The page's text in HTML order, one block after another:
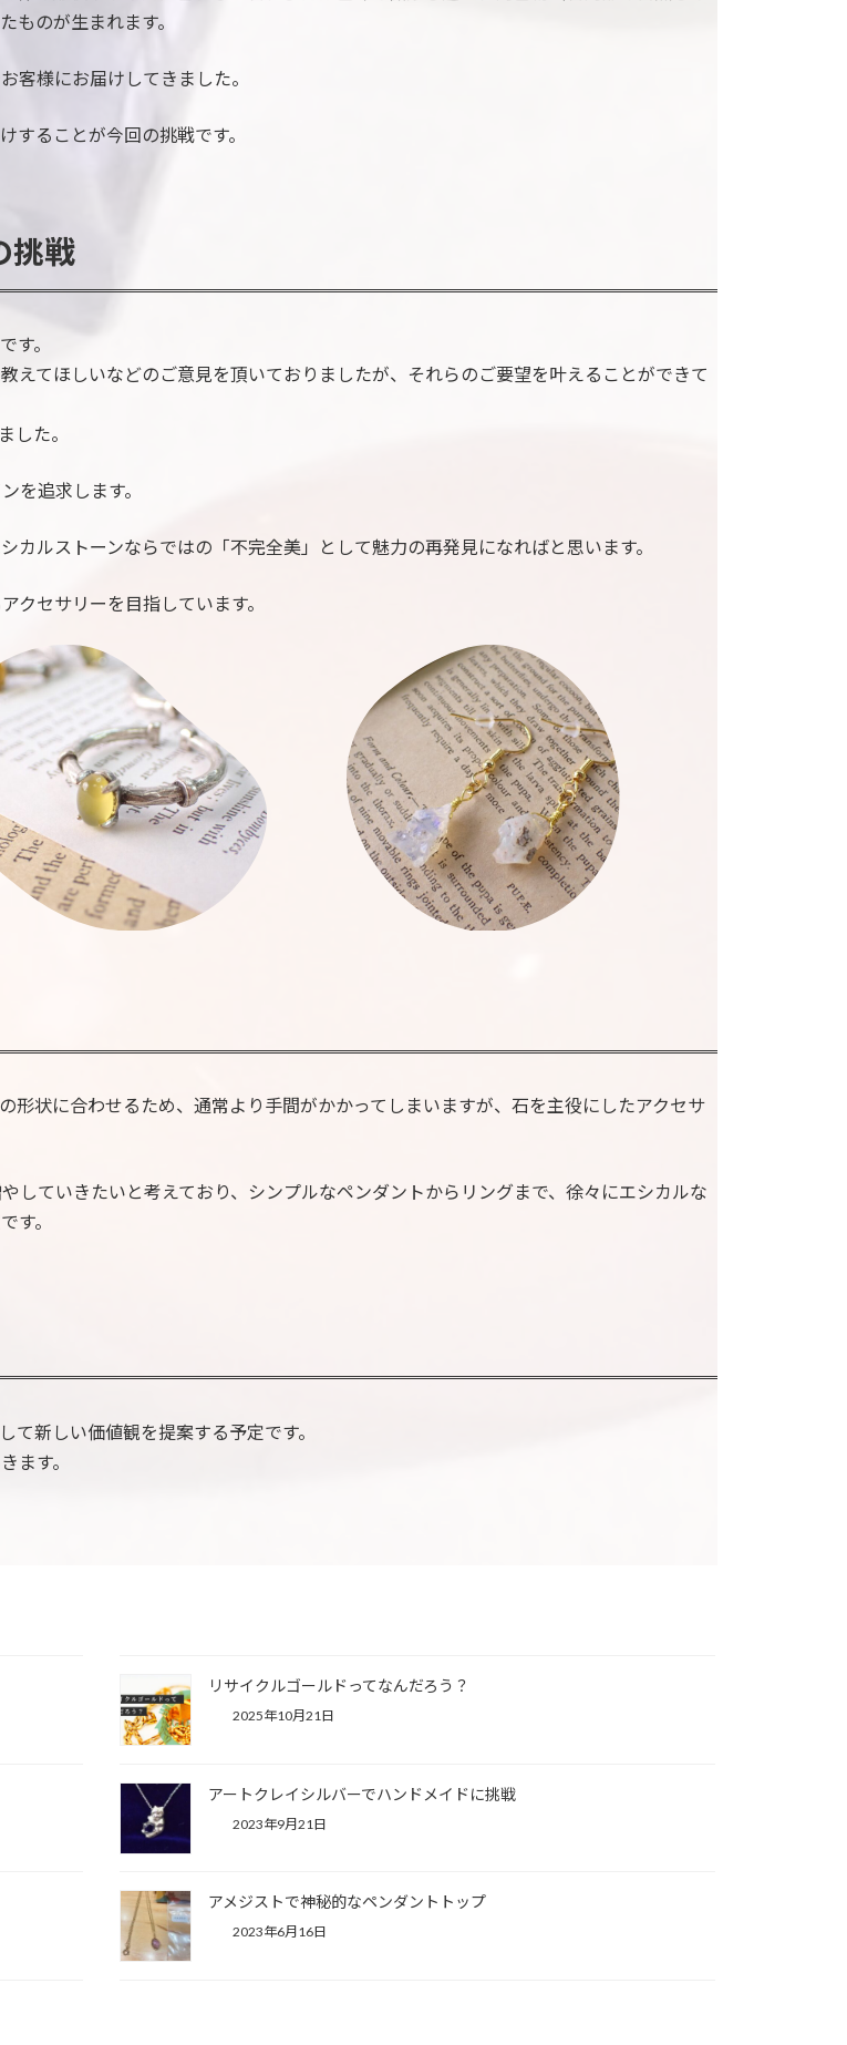
ものが生まれます。
客様にお届けしてきました。
することが今回の挑戦です。
挑戦
す。
えてほしいなどのご意見を頂いておりましたが、それらのご要望を叶えることができて
した。
を追求します。
ルストーンならではの「不完全美」として魅力の再発見になればと思います。
クセサリーを目指しています。
形状に合わせるため、通常より手間がかかってしまいますが、石を主役にしたアクセサ
していきたいと考えており、シンプルなペンダントからリングまで、徐々にエシカルな
す。
新しい価値観を提案する予定です。
ます。
リサイクルゴールドってなんだろう？
2025年10月21日
アートクレイシルバーでハンドメイドに挑戦
2023年9月21日
アメジストで神秘的なペンダントトップ
2023年6月16日